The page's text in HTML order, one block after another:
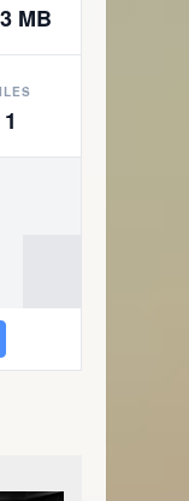
MB
1